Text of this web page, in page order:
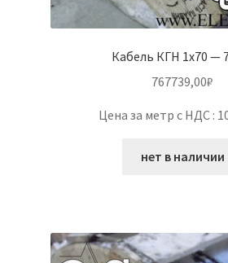
Кабель КГН 1х70 —
767739,00₽
Цена за метр с НДС :
нет в наличии